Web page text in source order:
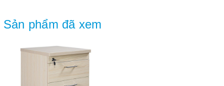
Sản phẩm đã xem